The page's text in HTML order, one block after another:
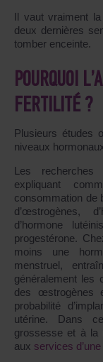
Il vaut vraiment
deux dernières
tomber enceinte.
POURQUOI
FERTILITÉ ?
Plusieurs études
niveaux
Les recherches
expliquant
consommation de
d’œstrogènes,
d’hormone
progestérone.
moins une
menstruel,
généralement les
des œstrogènes
probabilité
utérine. Dans
grossesse et à la
aux services